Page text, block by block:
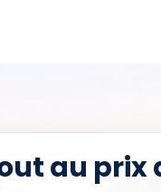
au prix